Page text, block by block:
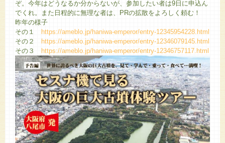
ぞ。今年はどうなるか分からないが、参加したい者は9日に申込ん
でくれ。また日程的に無理な者は、PRの拡散をよろしく頼む！
昨年の様子
その１
https://ameblo.jp/haniwa-emperor/entry-12345954228.html
その２
https://ameblo.jp/haniwa-emperor/entry-12346079145.html
その３
https://ameblo.jp/haniwa-emperor/entry-12346757117.html